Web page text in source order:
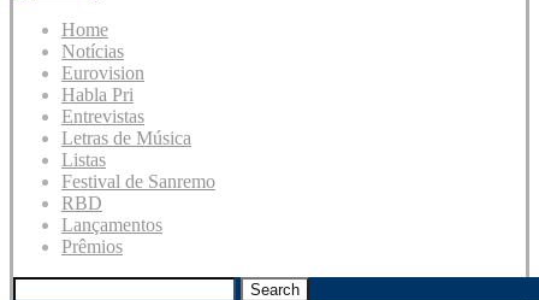
Home
Notícias
Eurovision
Habla Pri
Entrevistas
Letras de Música
Listas
Festival de Sanremo
RBD
Lançamentos
Prêmios
Search